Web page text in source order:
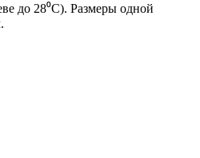
до 28⁰С). Размеры одной